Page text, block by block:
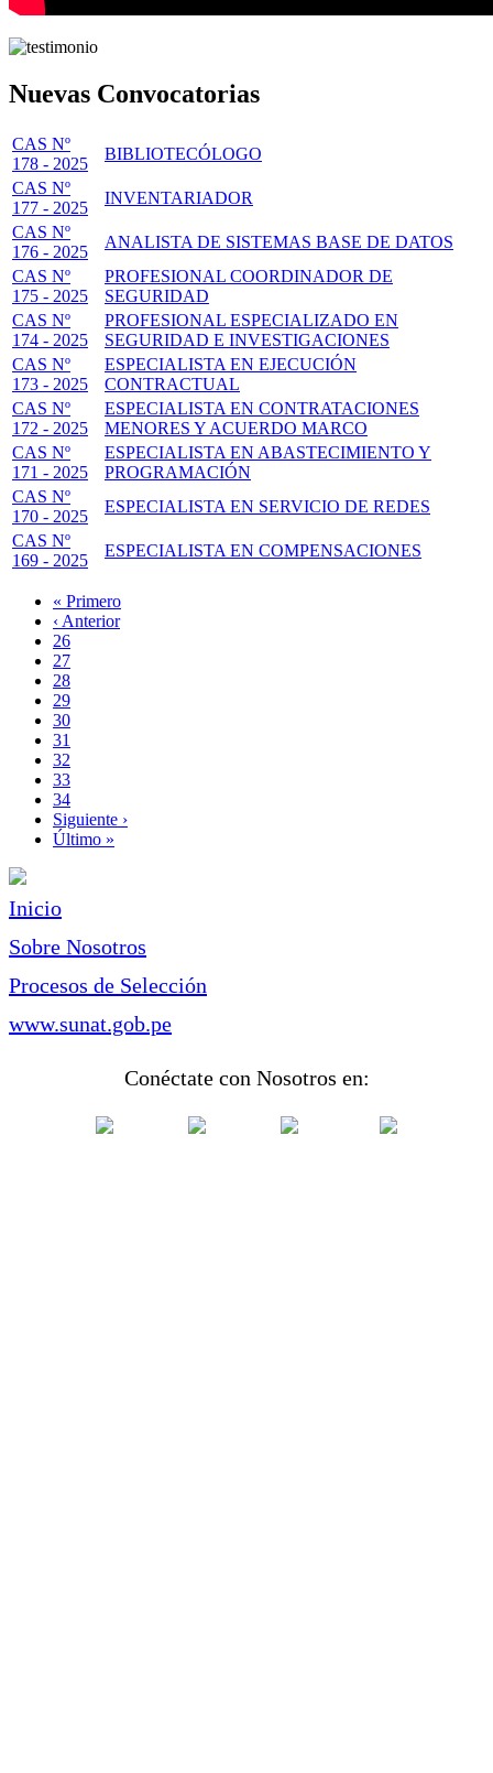
Nuevas Convocatorias
CAS Nº
178 - 2025
BIBLIOTECÓLOGO
CAS Nº
177 - 2025
INVENTARIADOR
CAS Nº
176 - 2025
ANALISTA DE SISTEMAS BASE DE DATOS
CAS Nº
175 - 2025
PROFESIONAL COORDINADOR DE
SEGURIDAD
CAS Nº
174 - 2025
PROFESIONAL ESPECIALIZADO EN
SEGURIDAD E INVESTIGACIONES
CAS Nº
173 - 2025
ESPECIALISTA EN EJECUCIÓN
CONTRACTUAL
CAS Nº
172 - 2025
ESPECIALISTA EN CONTRATACIONES
MENORES Y ACUERDO MARCO
CAS Nº
171 - 2025
ESPECIALISTA EN ABASTECIMIENTO Y
PROGRAMACIÓN
CAS Nº
170 - 2025
ESPECIALISTA EN SERVICIO DE REDES
CAS Nº
169 - 2025
ESPECIALISTA EN COMPENSACIONES
Paginación
Primera
página
« Primero
Página
anterior
‹ Anterior
Page
26
Page
27
Page
28
Page
29
Página
actual
30
Page
31
Page
32
Page
33
Page
34
Siguiente
página
Siguiente ›
Última
Último »
Inicio
Sobre Nosotros
Procesos de Selección
www.sunat.gob.pe
Conéctate con Nosotros en: